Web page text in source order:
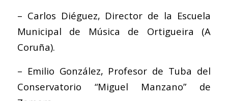
– Carlos Diéguez, Director de la Escuela
Municipal de Música de Ortigueira (A
Coruña).
– Emilio González, Profesor de Tuba del
Conservatorio “Miguel Manzano” de